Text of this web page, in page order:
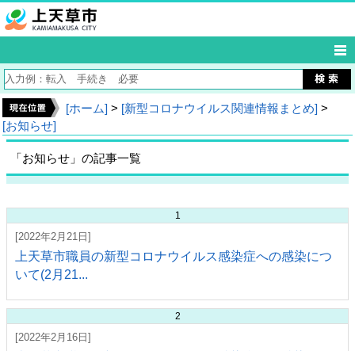
[ホーム] > [新型コロナウイルス関連情報まとめ] >
[お知らせ]
「お知らせ」の記事一覧
1
[2022年2月21日]
上天草市職員の新型コロナウイルス感染症への感染につ
いて(2月21...
2
[2022年2月16日]